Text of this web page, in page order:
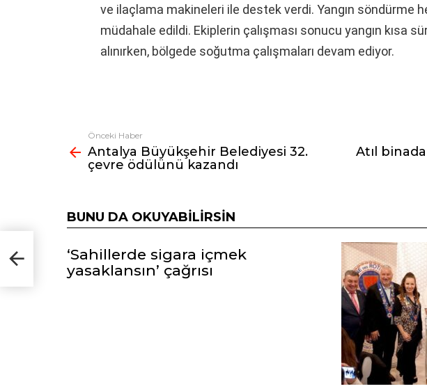
ve ilaçlama makineleri ile destek verdi. Yangın söndürme
müdahale edildi. Ekiplerin çalışması sonucu yangın kısa
alınırken, bölgede soğutma çalışmaları devam ediyor.
Fazlasına
bak
Önceki Haber
Antalya Büyükşehir Belediyesi 32.
çevre ödülünü kazandı
Atıl
BUNU DA OKUYABILIRSIN
‘Sahillerde sigara içmek
yasaklansın’ çağrısı